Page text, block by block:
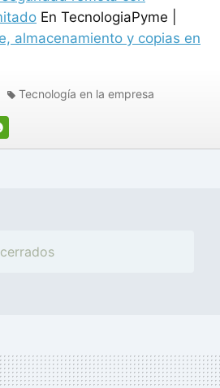
En TecnologiaPyme |
almacenamiento y copias en
Tecnología en la empresa